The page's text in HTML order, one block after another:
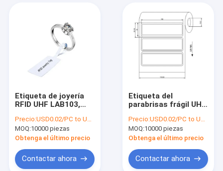
Cerradura de puerta con huella digital inteligente
Rastreador GPS contra robo
Etiqueta de joyería
RFID UHF LAB103,
prueba de
alteraciones
seguridad de
de joyería UHF RFID
Precio:USD0.02/PC to USD0.05/PC
MOQ:10000 piezas
Obtenga el último precio
Contactar ahora
Etiqueta del
parabrisas frágil UHF
Etiqueta del
parabrisas UHF para
la gestión del
Precio:USD0.02/PC to USD0.05/PC
MOQ:10000 piezas
Obtenga el último precio
Contactar ahora